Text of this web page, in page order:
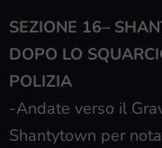
SEZIONE 16–
DOPO LO
POLIZIA
-Andate verso il
Shantytown per